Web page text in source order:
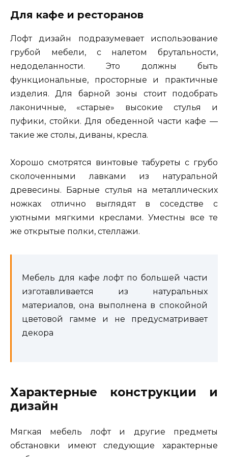
Для кафе и ресторанов
Лофт дизайн подразумевает использование
грубой мебели, с налетом брутальности,
недоделанности. Это должны быть
функциональные, просторные и практичные
изделия. Для барной зоны стоит подобрать
лаконичные, «старые» высокие стулья и
пуфики, стойки. Для обеденной части кафе —
такие же столы, диваны, кресла.
Хорошо смотрятся винтовые табуреты с грубо
сколоченными лавками из натуральной
древесины. Барные стулья на металлических
ножках отлично выглядят в соседстве с
уютными мягкими креслами. Уместны все те
же открытые полки, стеллажи.
Мебель для кафе лофт по большей части
изготавливается из натуральных
материалов, она выполнена в спокойной
цветовой гамме и не предусматривает
декора
Характерные конструкции и
дизайн
Мягкая мебель лофт и другие предметы
обстановки имеют следующие характерные